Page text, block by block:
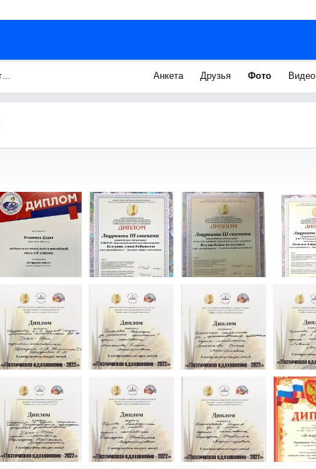
Брянский областной колледж искусств Анкета Друзья Фото Видео